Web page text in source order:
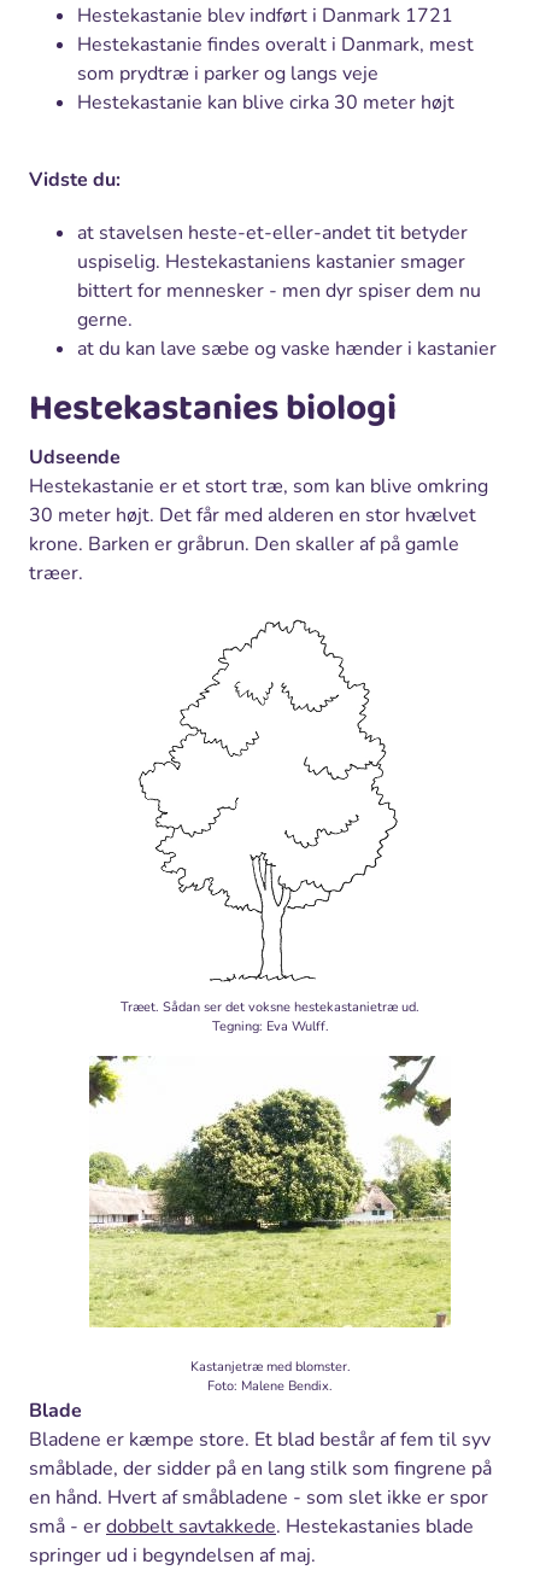
Hestekastanie blev indført i Danmark 1721
Hestekastanie findes overalt i Danmark, mest
som prydtræ i parker og langs veje
Hestekastanie kan blive cirka 30 meter højt
Vidste du:
at stavelsen heste-et-eller-andet tit betyder
uspiselig. Hestekastaniens kastanier smager
bittert for mennesker - men dyr spiser dem nu
gerne.
at du kan lave sæbe og vaske hænder i kastanier
Hestekastanies biologi
Udseende
Hestekastanie er et stort træ, som kan blive omkring
30 meter højt. Det får med alderen en stor hvælvet
krone. Barken er gråbrun. Den skaller af på gamle
træer.
Træet. Sådan ser det voksne hestekastanietræ ud.
Tegning: Eva Wulff.
Kastanjetræ med blomster.
Foto: Malene Bendix.
Blade
Bladene er kæmpe store. Et blad består af fem til syv
småblade, der sidder på en lang stilk som fingrene på
en hånd. Hvert af småbladene - som slet ikke er spor
små - erdobbelt savtakkede. Hestekastanies blade
springer ud i begyndelsen af maj.